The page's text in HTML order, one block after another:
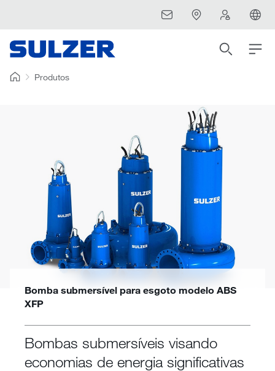
Produtos
Bomba submersível para esgoto modelo ABS
XFP
Bombas submersíveis visando
economias de energia significativas